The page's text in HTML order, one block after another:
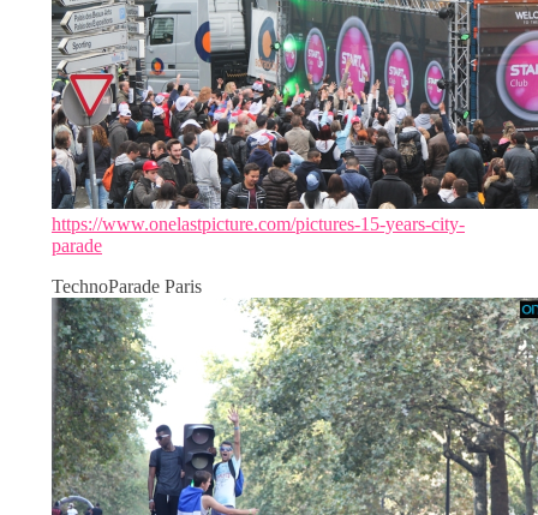
https://www.onelastpicture.com/pictures-15-years-city-
parade
TechnoParade Paris